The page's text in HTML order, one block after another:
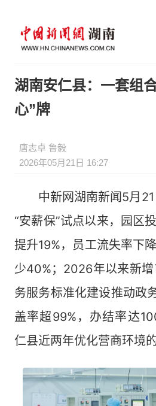
湖南安仁县：一套组
心”牌
唐志卓 鲁毅
2026年05月21日 16:27
中新网湖南新闻5月21
“安薪保”试点以来，园区
提升19%，员工流失率下
少40%；2026年以来新
务服务标准化建设推动政
盖率超99%，办结率达
仁县近两年优化营商环境的